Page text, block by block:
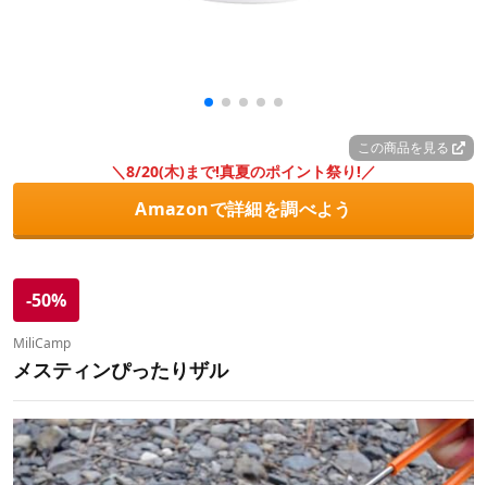
この商品を見る
＼8/20(木)まで!真夏のポイント祭り!／
Amazonで詳細を調べよう
-50%
MiliCamp
メスティンぴったりザル